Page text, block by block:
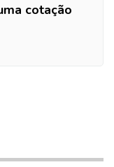
cotação